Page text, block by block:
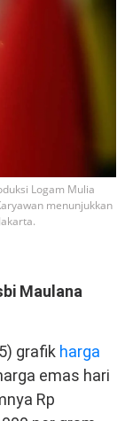
Logam Mulia
menunjukkan
Maulana
grafik harga
emas hari
Rp